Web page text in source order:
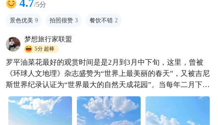
7日玩转曲靖等地💥这份攻略也
太顶了吧❗️
爱旅行的小红帽呀 4516
4.7/5分
景色优美 9 拍照很赞 3 餐饮不错 2
‌梦想旅行家联盟
5分超棒
罗平油菜花最好的观赏时间是是2月到3月中下旬，这里，曾被
《环球人文地理》杂志盛赞为“世界上最美丽的春天”，又被吉尼
斯世界纪录认证为“世界最大的自然天成花园”。当每年二月下旬
的春风拂过，这片土地便如同被金色的画笔细细勾勒，百万亩油
菜花如同黄色的海洋，波澜壮淘，与座座绿色的峰林岛屿相映成
趣，构成一幅绝美的天然画卷。花香四溢，沁人心脾，这是大自